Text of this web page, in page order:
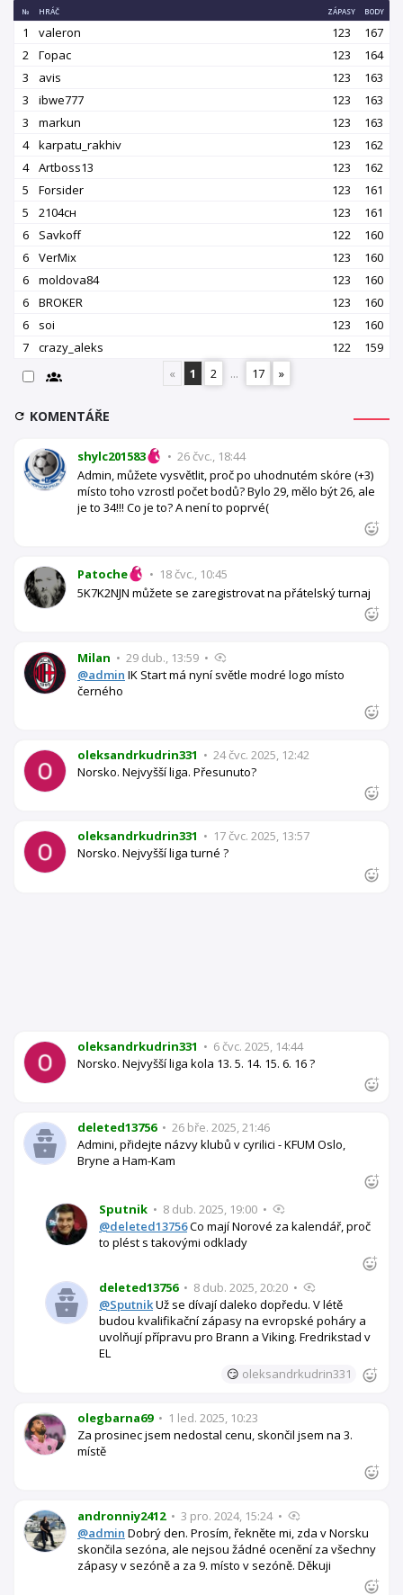
№ HRÁČ ZÁPASY BODY
1 valeron 123
167
2
Горас 123
164
3
avis 123
163
3
ibwe777 123
163
3
markun 123
163
4
karpatu_rakhiv 123
162
4
Artboss13 123
162
5
Forsider 123
161
5
2104сн 123
161
6
Savkoff 122
160
6
VerMix 123
160
6
moldova84 123
160
6
BROKER 123
160
6
soi 123
160
7
crazy_aleks 122
159
«
1 2 ... 17 »
KOMENTÁŘE
shylc201583 • 26 čvc., 18:44
Admin, můžete vysvětlit, proč po uhodnutém skóre (+3)
místo toho vzrostl počet bodů? Bylo 29, mělo být 26, ale
je to 34!!! Co je to? A není to poprvé(
Patoche • 18 čvc., 10:45
5K7K2NJN můžete se zaregistrovat na přátelský turnaj
Milan • 29 dub., 13:59 •
@admin IK Start má nyní světle modré logo místo
černého
oleksandrkudrin331 • 24 čvc. 2025, 12:42
Norsko. Nejvyšší liga. Přesunuto?
oleksandrkudrin331 • 17 čvc. 2025, 13:57
Norsko. Nejvyšší liga turné ?
oleksandrkudrin331 • 6 čvc. 2025, 14:44
Norsko. Nejvyšší liga kola 13. 5. 14. 15. 6. 16 ?
deleted13756 • 26 bře. 2025, 21:46
Admini, přidejte názvy klubů v cyrilici - KFUM Oslo,
Bryne a Ham-Kam
Sputnik • 8 dub. 2025, 19:00 •
@deleted13756Co mají Norové za kalendář, proč
to plést s takovými odklady
deleted13756 • 8 dub. 2025, 20:20 •
@SputnikUž se dívají daleko dopředu. V létě
budou kvalifikační zápasy na evropské poháry a
uvolňují přípravu pro Brann a Viking. Fredrikstad v
EL
😏 oleksandrkudrin331
olegbarna69 • 1 led. 2025, 10:23
Za prosinec jsem nedostal cenu, skončil jsem na 3.
místě
andronniy2412 • 3 pro. 2024, 15:24 •
@admin Dobrý den. Prosím, řekněte mi, zda v Norsku
skončila sezóna, ale nejsou žádné ocenění za všechny
zápasy v sezóně a za 9. místo v sezóně. Děkuji